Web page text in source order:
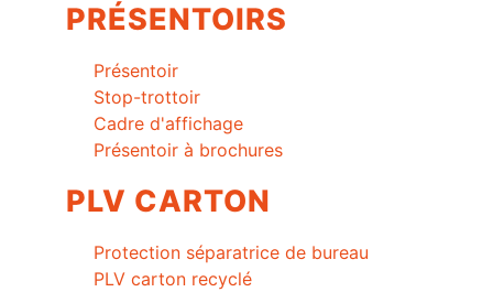
PRÉSENTOIRS
Présentoir
Stop-trottoir
Cadre d'affichage
Présentoir à brochures
PLV CARTON
Protection séparatrice de bureau
PLV carton recyclé